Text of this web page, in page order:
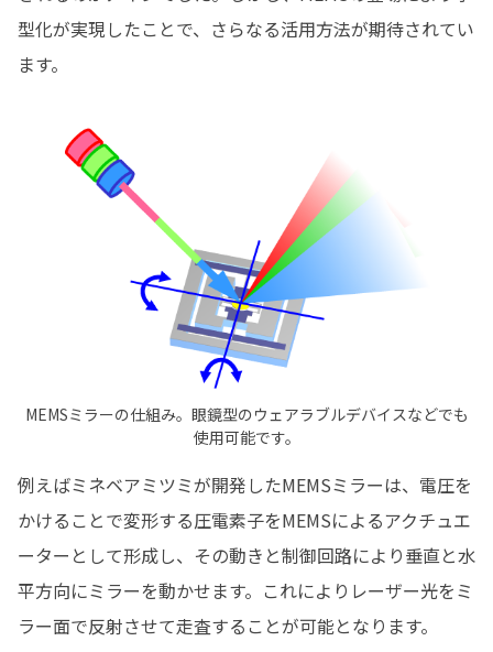
型化が実現したことで、さらなる活用方法が期待されてい
ます。
MEMSミラーの仕組み。眼鏡型のウェアラブルデバイスなどでも
使用可能です。
例えばミネベアミツミが開発したMEMSミラーは、電圧を
かけることで変形する圧電素子をMEMSによるアクチュエ
ーターとして形成し、その動きと制御回路により垂直と水
平方向にミラーを動かせます。これによりレーザー光をミ
ラー面で反射させて走査することが可能となります。